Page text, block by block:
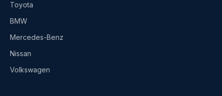
Toyota
BMW
Mercedes-Benz
Nissan
Volkswagen